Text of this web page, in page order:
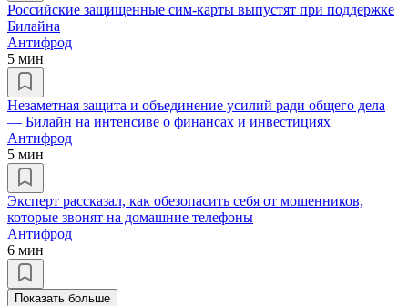
Российские защищенные сим-карты выпустят при поддержке
Билайна
Антифрод
5 мин
Незаметная защита и объединение усилий ради общего дела
— Билайн на интенсиве о финансах и инвестициях
Антифрод
5 мин
Эксперт рассказал, как обезопасить себя от мошенников,
которые звонят на домашние телефоны
Антифрод
6 мин
Показать больше